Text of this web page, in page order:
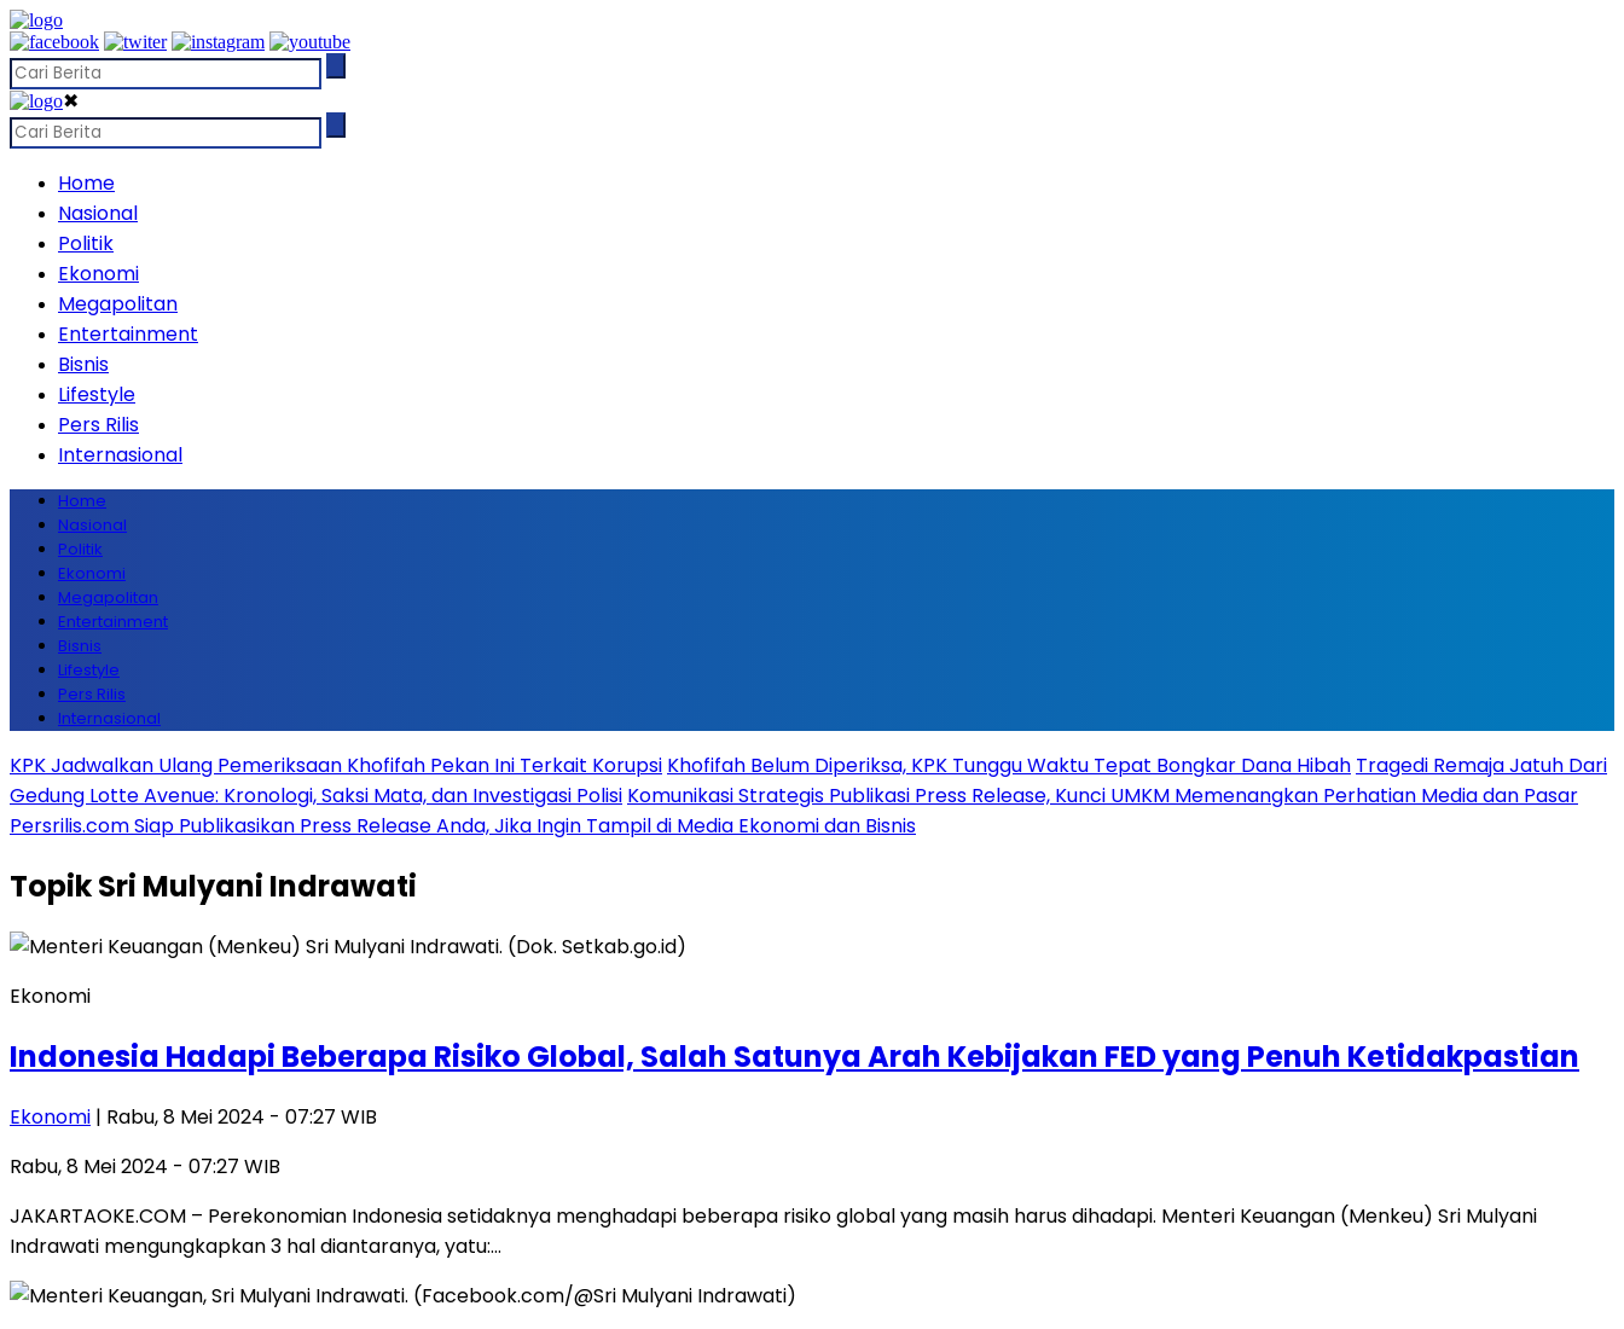
✖
Home
Nasional
Politik
Ekonomi
Megapolitan
Entertainment
Bisnis
Lifestyle
Pers Rilis
Internasional
Home
Nasional
Politik
Ekonomi
Megapolitan
Entertainment
Bisnis
Lifestyle
Pers Rilis
Internasional
KPK Jadwalkan Ulang Pemeriksaan Khofifah Pekan Ini Terkait Korupsi Khofifah Belum Diperiksa, KPK Tunggu Waktu Tepat Bongkar Dana Hibah Tragedi Remaja Jatuh Dari
Gedung Lotte Avenue: Kronologi, Saksi Mata, dan Investigasi Polisi Komunikasi Strategis Publikasi Press Release, Kunci UMKM Memenangkan Perhatian Media dan Pasar
Persrilis.com Siap Publikasikan Press Release Anda, Jika Ingin Tampil di Media Ekonomi dan Bisnis
TopikSri Mulyani Indrawati
Ekonomi
Indonesia Hadapi Beberapa Risiko Global, Salah Satunya Arah Kebijakan FED yang Penuh Ketidakpastian
Ekonomi | Rabu, 8 Mei 2024 - 07:27 WIB
Rabu, 8 Mei 2024 - 07:27 WIB
JAKARTAOKE.COM – Perekonomian Indonesia setidaknya menghadapi beberapa risiko global yang masih harus dihadapi. Menteri Keuangan (Menkeu) Sri Mulyani
Indrawati mengungkapkan 3 hal diantaranya, yatu:…